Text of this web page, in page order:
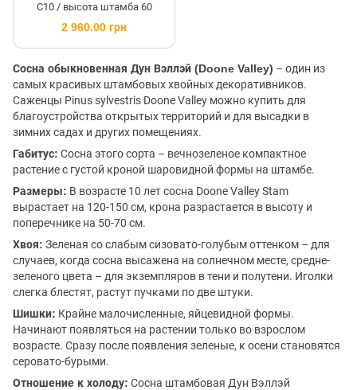
C10 / высота штамба 60
2 960.00 грн
Сосна обыкновенная Дун Вэллэй (Doone Valley) – один из
самых красивых штамбовых хвойных декоративников.
Саженцы Pinus sylvestris Doone Valley можно купить для
благоустройства открытых территорий и для высадки в
зимних садах и других помещениях.
Габитус: Сосна этого сорта – вечнозеленое компактное
растение с густой кроной шаровидной формы на штамбе.
Размеры: В возрасте 10 лет сосна Doone Valley Stam
вырастает на 120-150 см, крона разрастается в высоту и
поперечнике на 50-70 см.
Хвоя: Зеленая со слабым сизовато-голубым оттенком – для
случаев, когда сосна высажена на солнечном месте, средне-
зеленого цвета – для экземпляров в тени и полутени. Иголки
слегка блестят, растут пучками по две штуки.
Шишки: Крайне малочисленные, яйцевидной формы.
Начинают появляться на растении только во взрослом
возрасте. Сразу после появления зеленые, к осени становятся
серовато-бурыми.
Отношение к холоду: Сосна штамбовая Дун Вэллэй